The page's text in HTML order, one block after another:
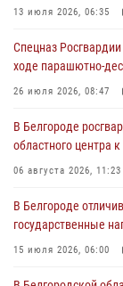
областного центра
Росгвардия
83-й годовщины
06 августа 2026, 06:54
Офицеры
05 августа 2026, 17:12
13 июля 2026, 06:35
Спецназ
ходе парашютно-
26 июля 2026, 08:47
В Белгороде
областного центра
06 августа 2026, 11:23
В Белгороде
государственные
15 июля 2026, 06:00